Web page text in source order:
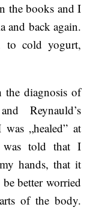
the books and I
and back again.
to cold yogurt,
diagnosis of
Reynauld’s
„healed” at
was told that I
hands, that it
better worried
of the body.